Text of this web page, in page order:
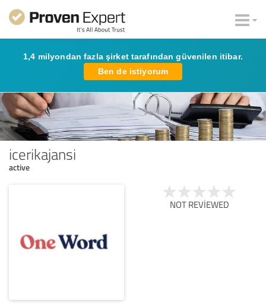
1,4 milyondan fazla şirket tarafından güvenilen itibar.
Ben de istiyorum
icerikajansi
active
NOT REVIEWED